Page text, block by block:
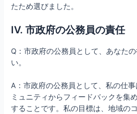
たため選びました。
IV. 市政府の公務員の責任
Q：市政府の公務員として、あなた
い。
A：市政府の公務員として、私の仕
ミュニティからフィードバックを集
することです。私の目標は、地域の